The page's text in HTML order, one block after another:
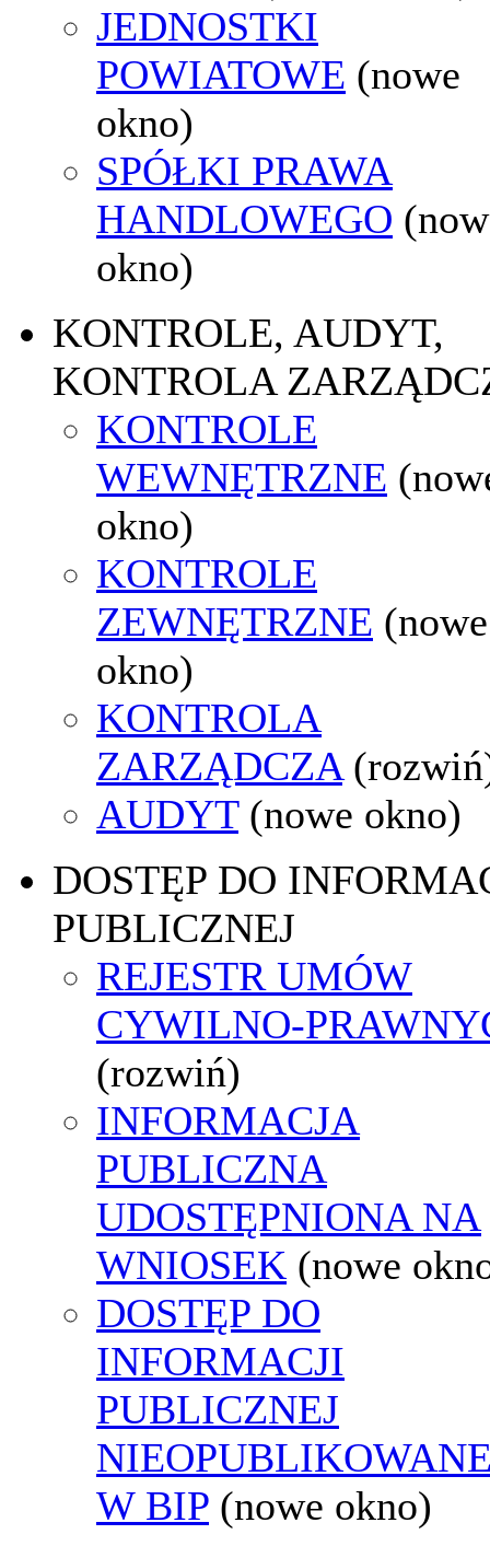
JEDNOSTKI
POWIATOWE (nowe
okno)
SPÓŁKI PRAWA
HANDLOWEGO
okno)
KONTROLE, AUDYT,
KONTROLA
KONTROLE
WEWNĘTRZNE
okno)
KONTROLE
ZEWNĘTRZNE (nowe
okno)
KONTROLA
ZARZĄDCZA
AUDYT (nowe okno)
DOSTĘP DO
PUBLICZNEJ
REJESTR UMÓW
CYWILNO-
(rozwiń)
INFORMACJA
PUBLICZNA
UDOSTĘPNIONA NA
WNIOSEK (nowe
DOSTĘP DO
INFORMACJI
PUBLICZNEJ
W BIP (nowe okno)